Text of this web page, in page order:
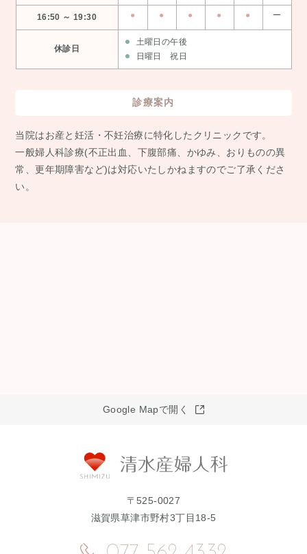
Google Mapで開く
16:50 ～ 19:30 ● ● ● ● ● ー
休診日
土曜日の午後
日曜日 祝日
診療案内
当院はお産と妊活・不妊治療に特化したクリニックです。
⼀般婦⼈科診療(不正出⾎、下腹部痛、かゆみ、おりものの異
常、更年期障害など)は対応いたしかねますのでご了承くださ
い。
〒525-0027
滋賀県草津市野村3丁目18-5